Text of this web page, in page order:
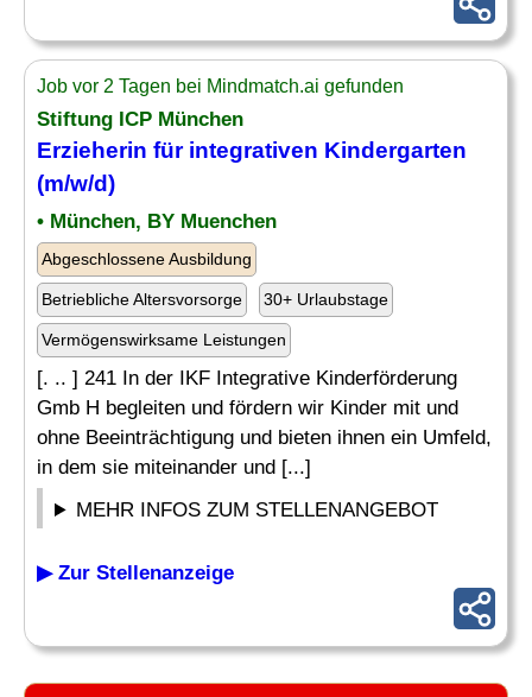
Job vor 2 Tagen bei Mindmatch.ai gefunden
Stiftung ICP München
Erzieherin für integrativen Kindergarten
(m/w/d)
• München, BY Muenchen
Abgeschlossene Ausbildung
Betriebliche Altersvorsorge 30+ Urlaubstage
Vermögenswirksame Leistungen
[. .. ] 241 In der IKF Integrative Kinderförderung
Gmb H begleiten und fördern wir Kinder mit und
ohne Beeinträchtigung und bieten ihnen ein Umfeld,
in dem sie miteinander und [...]
MEHR INFOS ZUM STELLENANGEBOT
▶ Zur Stellenanzeige